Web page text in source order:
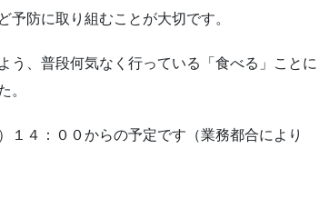
防に取り組むことが大切です。
う、普段何気なく行っている「食べる」ことに
。
１４：００からの予定です（業務都合により